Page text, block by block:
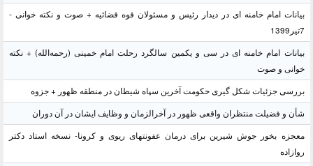
بیانات امام خامنه ای در دیدار رئیس و مسئولان قوه قضائیه + صوت و نکته خوانی -
7تیر1399
بیانات امام خامنه ای در سی و یکمین سالگرد رحلت امام خمینی (رحمه‌الله) + نکته
خوانی و صوت
بررسی جزئیات شکل گیری حکومت آخرین سپاه شیطان در منطقه ظهور + جزوه
شأن و فضیلت منتظران واقعی ظهور در آخرالزمان و وظایف ایشان در آن دوران
معجزه بخور جوش شیرین برای درمان عفونتهای ریوی و کرونا- نسخه استاد دکتر
روازاده